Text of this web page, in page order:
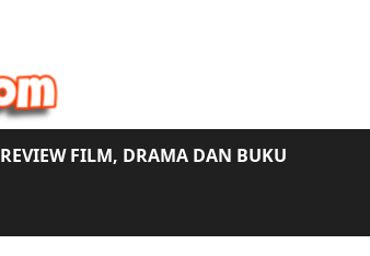
REVIEW FILM, DRAMA DAN BUKU